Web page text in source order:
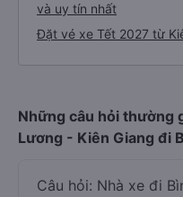
và uy tín nhất
Đặt vé xe Tết 2027 từ
Những câu hỏi thường
Lương - Kiên Giang đi
Câu hỏi: Nhà xe đi